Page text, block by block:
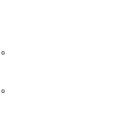
。
。